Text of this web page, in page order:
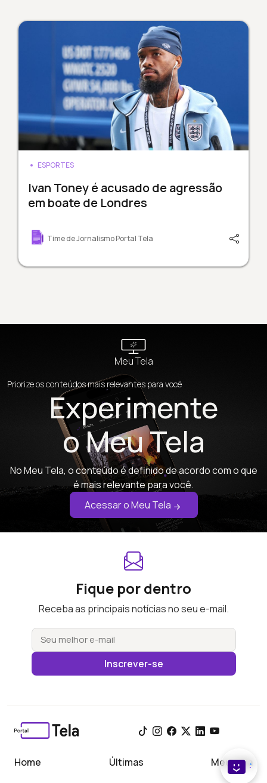
ESPORTES
Ivan Toney é acusado de agressão
em boate de Londres
Time de Jornalismo Portal Tela
Meu Tela
Priorize os conteúdos mais relevantes para você
Experimente
o Meu Tela
No Meu Tela, o conteúdo é definido de acordo com o que
é mais relevante para você.
Acessar o Meu Tela
Fique por dentro
Receba as principais notícias no seu e-mail.
Inscrever-se
Home Últimas Meu Tela